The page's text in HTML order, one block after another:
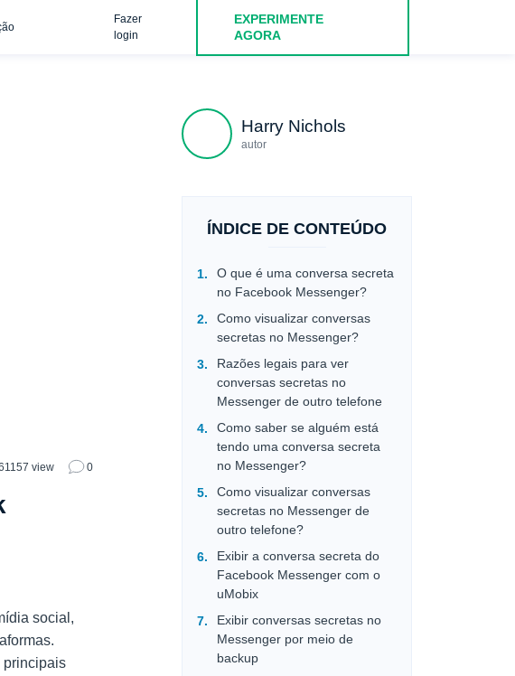
Fazer
login
EXPERIMENTE
AGORA
view 0
social,
principais
Harry Nichols
autor
ÍNDICE DE CONTEÚDO
O que é uma conversa secreta
no Facebook Messenger?
Como visualizar conversas
secretas no Messenger?
Razões legais para ver
conversas secretas no
Messenger de outro telefone
Como saber se alguém está
tendo uma conversa secreta
no Messenger?
Como visualizar conversas
secretas no Messenger de
outro telefone?
Exibir a conversa secreta do
Facebook Messenger com o
uMobix
Exibir conversas secretas no
Messenger por meio de
backup
secreta do Facebook Messenger com o uMobix